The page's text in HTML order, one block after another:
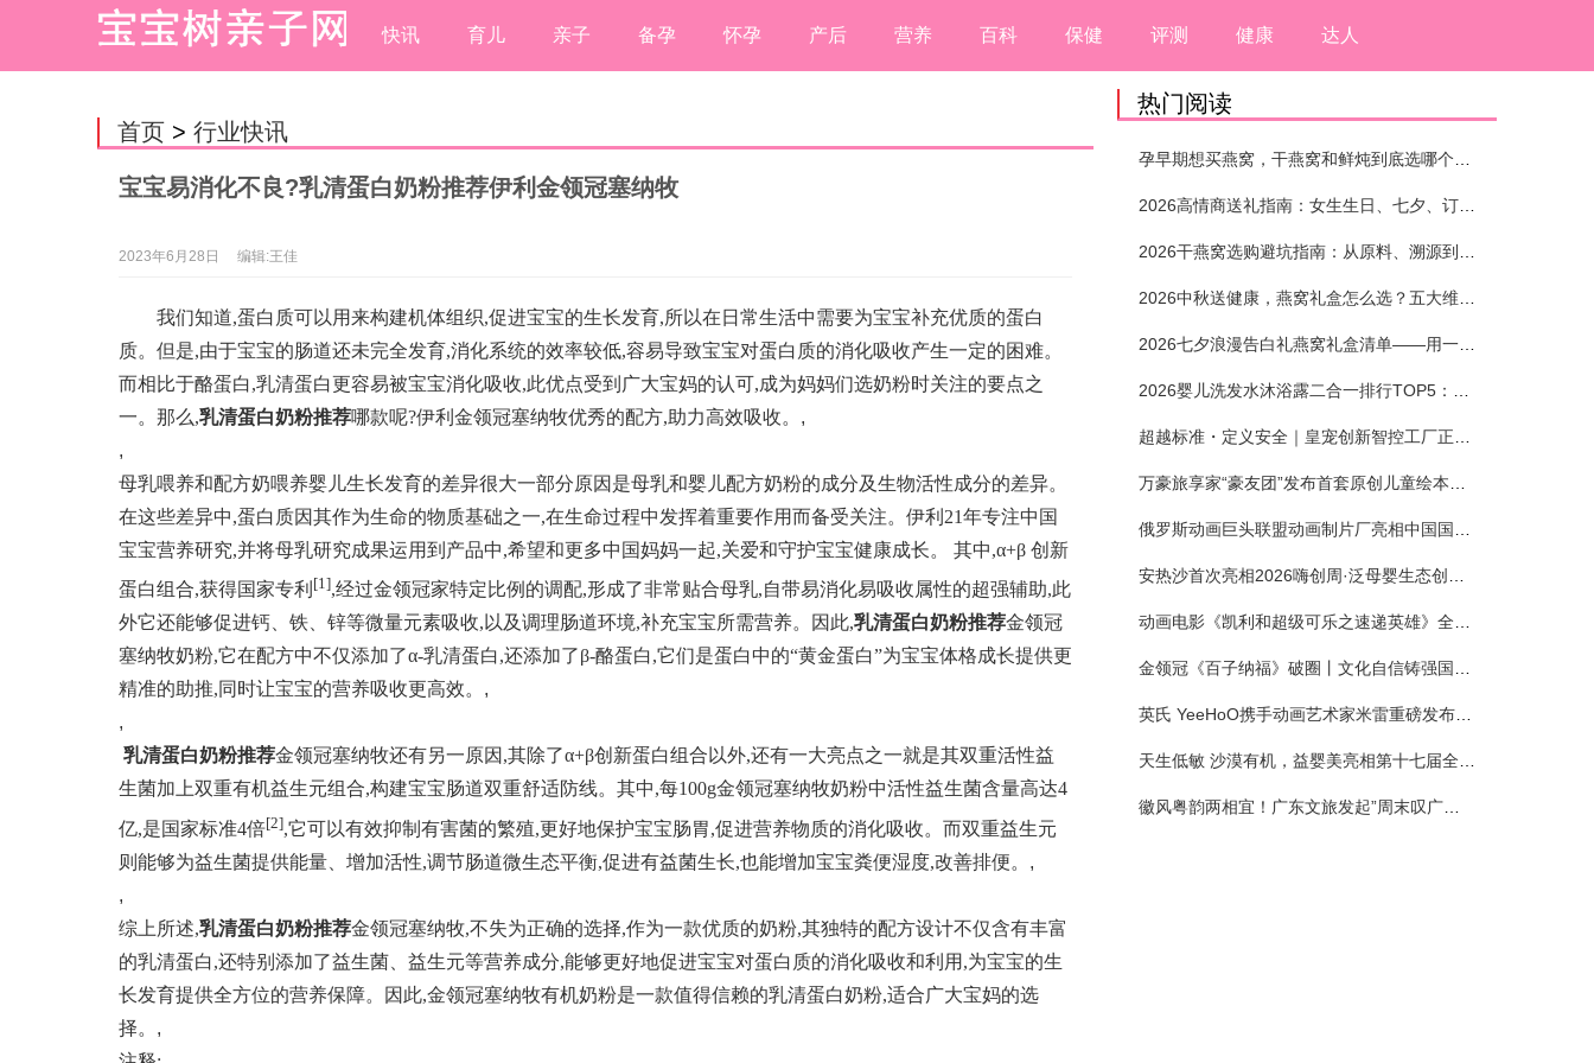
快讯 育儿 亲子 备孕 怀孕 产后 营养 百科 保健 评测 健康 达人
首页 > 行业快讯
宝宝易消化不良?乳清蛋白奶粉推荐伊利金领冠塞纳牧
2023年6月28日 编辑:王佳
我们知道,蛋白质可以用来构建机体组织,促进宝宝的生长发育,所以在日常生活中需要为宝宝补充优质的蛋白
质。但是,由于宝宝的肠道还未完全发育,消化系统的效率较低,容易导致宝宝对蛋白质的消化吸收产生一定的困难。
而相比于酪蛋白,乳清蛋白更容易被宝宝消化吸收,此优点受到广大宝妈的认可,成为妈妈们选奶粉时关注的要点之
一。那么,乳清蛋白奶粉推荐哪款呢?伊利金领冠塞纳牧优秀的配方,助力高效吸收。 ,
,
母乳喂养和配方奶喂养婴儿生长发育的差异很大一部分原因是母乳和婴儿配方奶粉的成分及生物活性成分的差异。
在这些差异中,蛋白质因其作为生命的物质基础之一,在生命过程中发挥着重要作用而备受关注。伊利21年专注中国
宝宝营养研究,并将母乳研究成果运用到产品中,希望和更多中国妈妈一起,关爱和守护宝宝健康成长。 其中,α+β 创新
蛋白组合,获得国家专利 [1],经过金领冠家特定比例的调配,形成了非常贴合母乳,自带易消化易吸收属性的超强辅助,此
外它还能够促进钙、铁、锌等微量元素吸收,以及调理肠道环境,补充宝宝所需营养。因此,乳清蛋白奶粉推荐金领冠
塞纳牧奶粉,它在配方中不仅添加了α-乳清蛋白,还添加了β-酪蛋白,它们是蛋白中的“黄金蛋白”为宝宝体格成长提供更
精准的助推,同时让宝宝的营养吸收更高效。 ,
,
乳清蛋白奶粉推荐金领冠塞纳牧还有另一原因,其除了α+β创新蛋白组合以外,还有一大亮点之一就是其双重活性益
生菌加上双重有机益生元组合,构建宝宝肠道双重舒适防线。其中,每100g金领冠塞纳牧奶粉中活性益生菌含量高达4
亿,是国家标准4倍[2],它可以有效抑制有害菌的繁殖,更好地保护宝宝肠胃,促进营养物质的消化吸收。而双重益生元
则能够为益生菌提供能量、增加活性,调节肠道微生态平衡,促进有益菌生长,也能增加宝宝粪便湿度,改善排便。 ,
,
综上所述,乳清蛋白奶粉推荐金领冠塞纳牧,不失为正确的选择,作为一款优质的奶粉,其独特的配方设计不仅含有丰富
的乳清蛋白,还特别添加了益生菌、益生元等营养成分,能够更好地促进宝宝对蛋白质的消化吸收和利用,为宝宝的生
长发育提供全方位的营养保障。因此,金领冠塞纳牧有机奶粉是一款值得信赖的乳清蛋白奶粉,适合广大宝妈的选
择。 ,
热门阅读